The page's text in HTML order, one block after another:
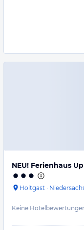
NEU! Ferienhaus
Holtgast ·
Keine